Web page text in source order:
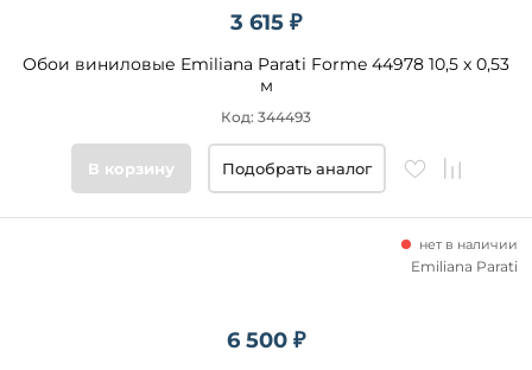
3 615 ₽
Обои виниловые Emiliana Parati Forme 44978 10,5 x 0,53
м
Код: 344493
В корзину Подобрать аналог
6 500 ₽
нет в наличии
Emiliana Parati